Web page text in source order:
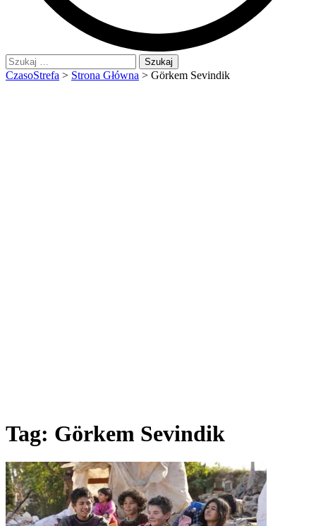
Szukaj:
CzasoStrefa > Strona Główna > Görkem Sevindik
Tag: Görkem Sevindik